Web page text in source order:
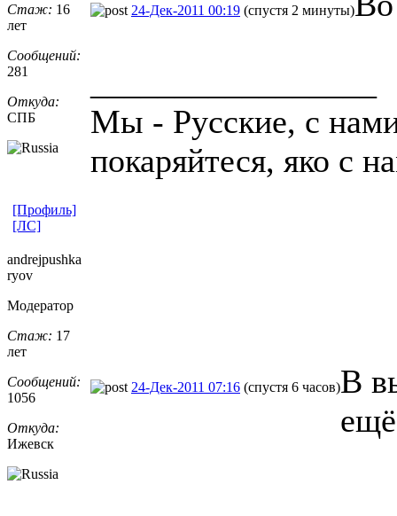
Стаж: 16
лет
Сообщений:
281
Откуда:
СПБ
24-Дек-2011 00:19 (спустя 2 минуты)
Мы - Русские, с
покаряйтеся, яко с
[Профиль]
[ЛС]
andrejpushka
ryov
Модератор
Стаж: 17
лет
Сообщений:
1056
Откуда:
Ижевск
24-Дек-2011 07:16 (спустя 6 часов)В